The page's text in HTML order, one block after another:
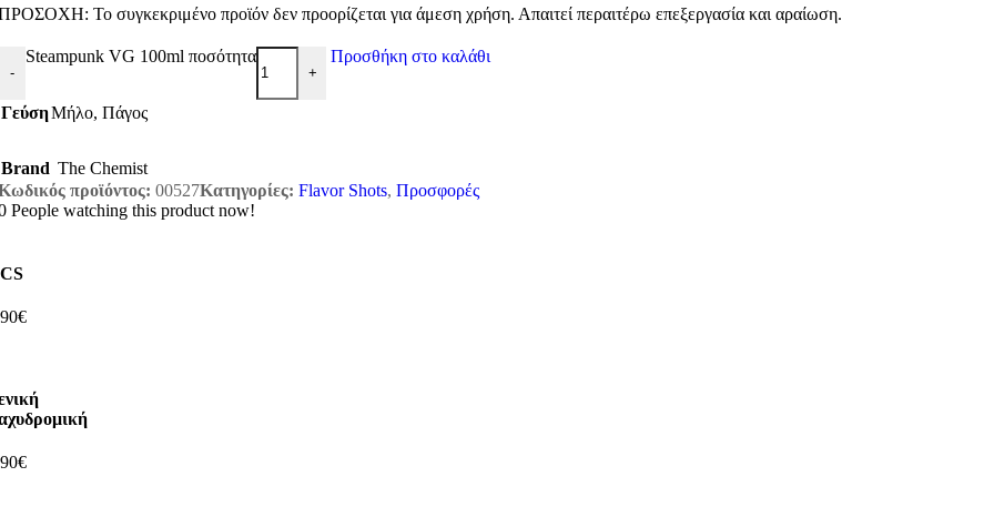
Το συγκεκριμένο προϊόν δεν προορίζεται για άμεση χρήση. Απαιτεί περαιτέρω επεξεργασία και αραίωση.
-
Steampunk VG 100ml ποσότητα
+
Προσθήκη στο καλάθι
ΓεύσηΜήλο, Πάγος
Brand The Chemist
προϊόντος: 00527Κατηγορίες: Flavor Shots, Προσφορές
People watching this product now!